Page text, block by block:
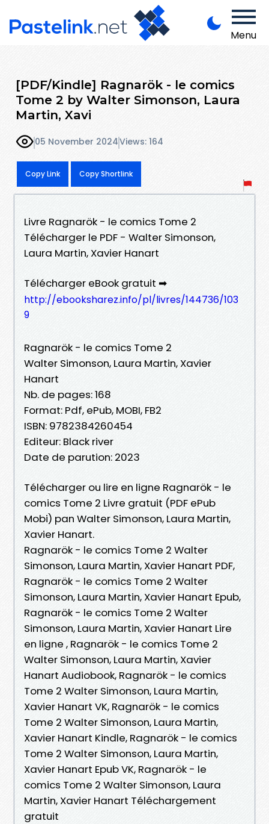
Menu
[PDF/Kindle] Ragnarök - le comics
Tome 2 by Walter Simonson, Laura
Martin, Xavi
05 November 2024Views: 164
Copy Link Copy Shortlink
Livre Ragnarök - le comics Tome 2
Télécharger le PDF - Walter Simonson,
Laura Martin, Xavier Hanart
Télécharger eBook gratuit ➡
http://ebooksharez.info/pl/livres/144736/103
9
Ragnarök - le comics Tome 2
Walter Simonson, Laura Martin, Xavier
Hanart
Nb. de pages: 168
Format: Pdf, ePub, MOBI, FB2
ISBN: 9782384260454
Editeur: Black river
Date de parution: 2023
Télécharger ou lire en ligne Ragnarök - le
comics Tome 2 Livre gratuit (PDF ePub
Mobi) pan Walter Simonson, Laura Martin,
Xavier Hanart.
Ragnarök - le comics Tome 2 Walter
Simonson, Laura Martin, Xavier Hanart PDF,
Ragnarök - le comics Tome 2 Walter
Simonson, Laura Martin, Xavier Hanart Epub,
Ragnarök - le comics Tome 2 Walter
Simonson, Laura Martin, Xavier Hanart Lire
en ligne , Ragnarök - le comics Tome 2
Walter Simonson, Laura Martin, Xavier
Hanart Audiobook, Ragnarök - le comics
Tome 2 Walter Simonson, Laura Martin,
Xavier Hanart VK, Ragnarök - le comics
Tome 2 Walter Simonson, Laura Martin,
Xavier Hanart Kindle, Ragnarök - le comics
Tome 2 Walter Simonson, Laura Martin,
Xavier Hanart Epub VK, Ragnarök - le
comics Tome 2 Walter Simonson, Laura
Martin, Xavier Hanart Téléchargement
gratuit